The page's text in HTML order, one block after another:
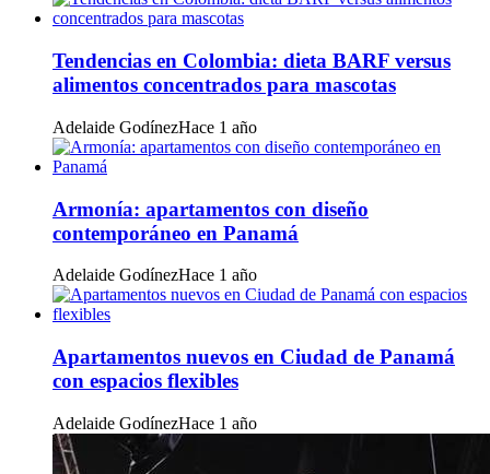
Tendencias en Colombia: dieta BARF versus
alimentos concentrados para mascotas
Adelaide GodínezHace 1 año
Armonía: apartamentos con diseño
contemporáneo en Panamá
Adelaide GodínezHace 1 año
Apartamentos nuevos en Ciudad de Panamá
con espacios flexibles
Adelaide GodínezHace 1 año